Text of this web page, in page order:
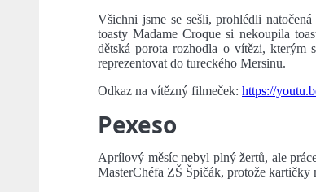
Všichni jsme se sešli, prohlédli
toasty Madame Croque si nekoupila
dětská porota rozhodla o vítězi, kterým
reprezentovat do tureckého Mersinu.
Odkaz na vítězný filmeček: https://
Pexeso
Aprílový měsíc nebyl plný žertů, ale
MasterChéfa ZŠ Špičák, protože